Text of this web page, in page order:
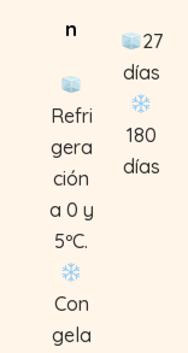
n
Refri
gera
ción
a 0 y
5ºC.
Con
gela
27
días
180
días